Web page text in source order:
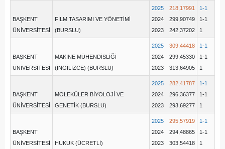
BAŞKENT
ÜNİVERSİTESİ
FİLM TASARIMI VE YÖNETİMİ
(BURSLU)
2025
2024
2023
218,17991
299,90749
242,37202
1-1
1-1
1
BAŞKENT
ÜNİVERSİTESİ
MAKİNE MÜHENDİSLİĞİ
(İNGİLİZCE) (BURSLU)
2025
2024
2023
309,44418
299,45330
313,64905
1-1
1-1
1
BAŞKENT
ÜNİVERSİTESİ
MOLEKÜLER BİYOLOJİ VE
GENETİK (BURSLU)
2025
2024
2023
282,41787
296,36377
293,69277
1-1
1-1
1
BAŞKENT
ÜNİVERSİTESİ
HUKUK (ÜCRETLİ)
2025
2024
2023
295,57919
294,48865
303,54418
1-1
1-1
1